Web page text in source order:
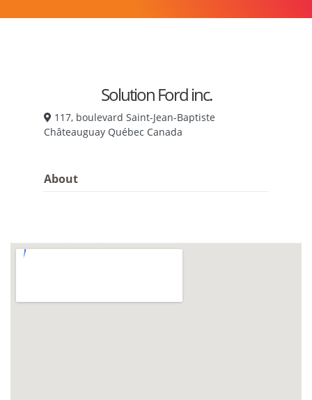
Solution Ford inc.
117, boulevard Saint-Jean-Baptiste
Châteauguay Québec Canada
About